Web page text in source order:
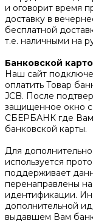
и оговорит время
доставку в
бесплатной
т.е. наличными на
Банковской
Наш сайт
оплатить Товар
JCB. После
защищенное окно
СБЕРБАНК где
банковской карты.
Для
используется
поддерживает
перенаправлены
идентификации.
дополнительной
выдавшем Вам